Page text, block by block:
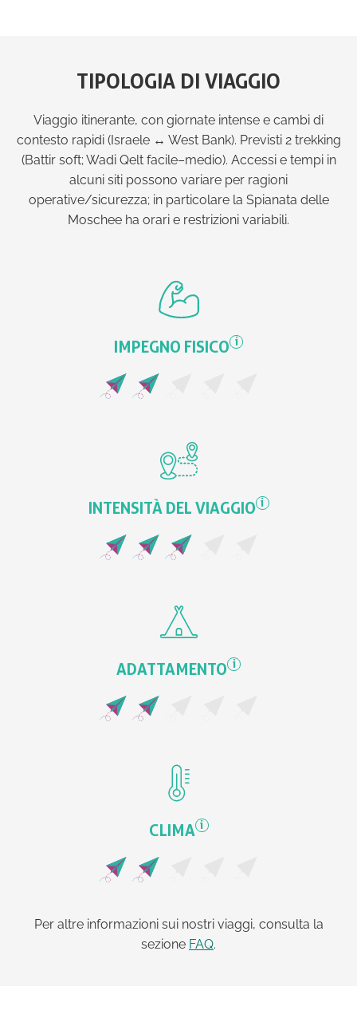
TIPOLOGIA DI VIAGGIO
Viaggio itinerante, con giornate intense e cambi di
contesto rapidi (Israele ↔ West Bank). Previsti 2 trekking
(Battir soft; Wadi Qelt facile–medio). Accessi e tempi in
alcuni siti possono variare per ragioni
operative/sicurezzа; in particolare la Spianata delle
Moschee ha orari e restrizioni variabili.
IMPEGNO FISICO i
INTENSITÀ DEL VIAGGIO i
ADATTAMENTO i
CLIMA i
Per altre informazioni sui nostri viaggi, consulta la
sezione FAQ.